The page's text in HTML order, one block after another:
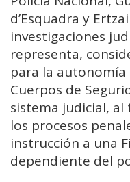
d’Esquadra y
investigaciones
representa,
para la autonomía
Cuerpos de
sistema judicial,
los procesos
instrucción a una
dependiente del